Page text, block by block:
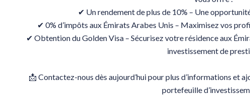
✔ Un rendement de plus de 10% – Une
✔ 0% d’impôts aux Émirats Arabes Unis – Maximisez vos
✔ Obtention du Golden Visa – Sécurisez votre résidence aux
investissement de
📩 Contactez-nous dès aujourd’hui pour plus d’informations et
portefeuille